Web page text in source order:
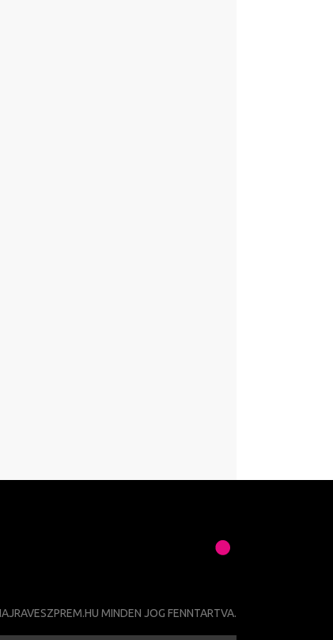
MINDEN JOG FENNTARTVA.